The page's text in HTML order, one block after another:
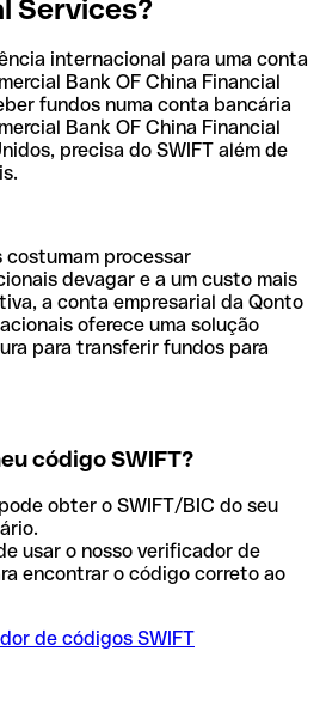
Services?
internacional para uma conta
Bank OF China Financial
fundos numa conta bancária
Bank OF China Financial
precisa do SWIFT além de
processar
devagar e a um custo mais
a conta empresarial da Qonto
oferece uma solução
para transferir fundos para
código SWIFT?
obter o SWIFT/BIC do seu
usar o nosso verificador de
encontrar o código correto ao
de códigos SWIFT